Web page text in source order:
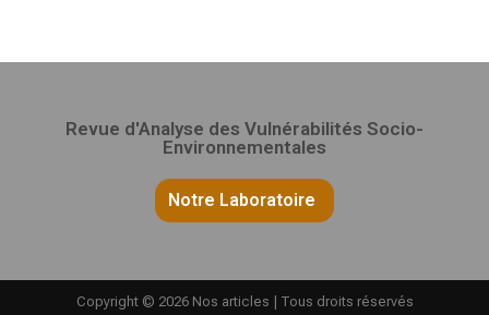
Revue d'Analyse des Vulnérabilités Socio-
Environnementales
Notre Laboratoire
Copyright © 2026 Nos articles | Tous droits réservés